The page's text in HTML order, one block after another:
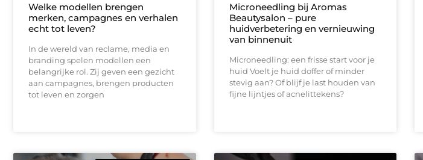
Welke modellen brengen
merken, campagnes en verhalen
echt tot leven?
In de wereld van reclame, media en
branding spelen modellen een
belangrijke rol. Zij geven een gezicht
aan campagnes, brengen producten
tot leven en zorgen
Microneedling bij Aromas
Beautysalon – pure
huidverbetering en vernieuwing
van binnenuit
Microneedling: een frisse start voor je
huid Voelt je huid doffer of minder
stevig aan? Of blijf je last houden van
fijne lijntjes of acnelittekens?